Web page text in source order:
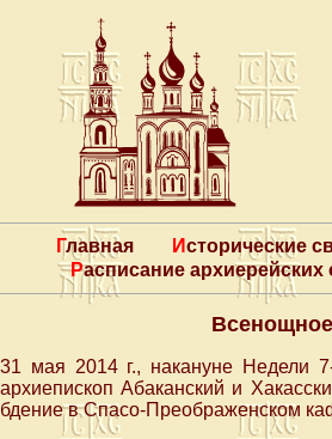
Главная Исторические
Расписание
31 мая 2014 г., накануне Недели
архиепископ Абаканский и
бдение в Спасо-Преображенском